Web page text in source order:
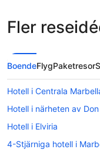
Fler
BoendeFlygPaketresor
Hotell i Centrala
Hotell i närheten av
Hotell i Elviria
4-Stjärniga hotell i